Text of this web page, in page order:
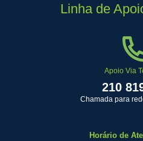
Linha de
Apoio Via
210
Chamada para
Horário de